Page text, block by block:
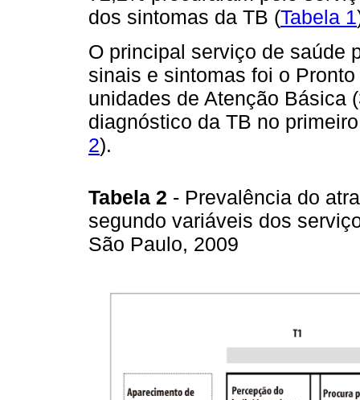
dos sintomas da TB (Tabela 1
O principal serviço de saúde
sinais e sintomas foi o
unidades de Atenção Básica
diagnóstico da TB no
2).
Tabela 2 - Prevalência do
segundo variáveis dos
São Paulo, 2009